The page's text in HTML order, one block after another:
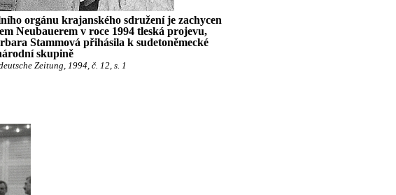
orgánu krajanského sdružení je zachycen
Neubauerem v roce 1994 tleská projevu,
Stammová přihásila k sudetoněmecké
skupině
Zeitung, 1994, č. 12, s. 1